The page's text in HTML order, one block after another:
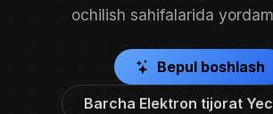
ochilish sahifalarida
Bepul boshlash
Barcha Elektron tijorat